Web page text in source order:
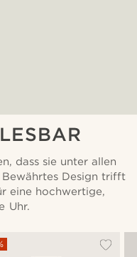
dass sie unter allen
Design trifft
eine hochwertige,
Uhr.